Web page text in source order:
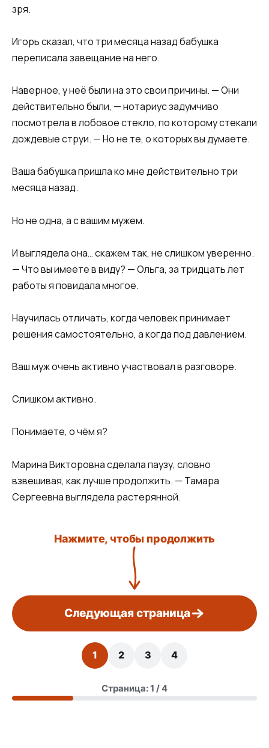
зря.
Игорь сказал, что три месяца назад бабушка
переписала завещание на него.
Наверное, у неё были на это свои причины. — Они
действительно были, — нотариус задумчиво
посмотрела в лобовое стекло, по которому стекали
дождевые струи. — Но не те, о которых вы думаете.
Ваша бабушка пришла ко мне действительно три
месяца назад.
Но не одна, а с вашим мужем.
И выглядела она… скажем так, не слишком уверенно.
— Что вы имеете в виду? — Ольга, за тридцать лет
работы я повидала многое.
Научилась отличать, когда человек принимает
решения самостоятельно, а когда под давлением.
Ваш муж очень активно участвовал в разговоре.
Слишком активно.
Понимаете, о чём я?
Марина Викторовна сделала паузу, словно
взвешивая, как лучше продолжить. — Тамара
Сергеевна выглядела растерянной.
Нажмите, чтобы продолжить
Следующая страница
1 2 3 4
Страница: 1 / 4